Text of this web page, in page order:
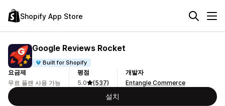
Shopify App Store
Google Reviews Rocket
Built for Shopify
요금제
무료 플랜 사용 가능
평점
5.0
(537)
개발자
Entangle Commerce
설치